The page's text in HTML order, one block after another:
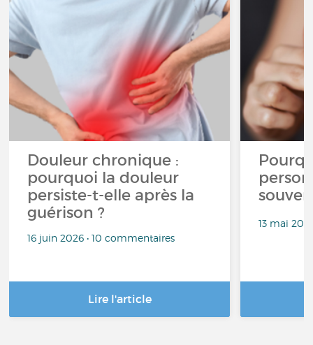
Douleur chronique :
pourquoi la douleur
persiste-t-elle après la
guérison ?
16 juin 2026 • 10 commentaires
Lire l'article
13 mai